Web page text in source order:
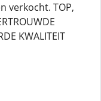
verkocht. TOP,
KWALITEIT